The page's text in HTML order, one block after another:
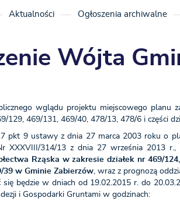
Aktualności Ogłoszenia archiwalne
Wójta
wglądu projektu miejscowego planu
129, 469/131, 469/40, 478/13, 478/6 i części
pkt 9 ustawy z dnia 27 marca 2003 roku o
XXXVIII/314/13 z dnia 27 września 2013 r.,
Rząska w zakresie działek nr 469/
39 w Gminie Zabierzów, wraz z prognozą
się będzie w dniach od 19.02.2015 r. do
i Gospodarki Gruntami w godzinach: